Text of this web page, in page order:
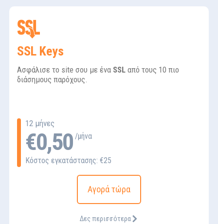
SSL Keys
Ασφάλισε το site σου με ένα SSLαπό τους 10 πιο
διάσημους παρόχους.
12 μήνες
€0,50 /μήνα
Κόστος εγκατάστασης: €25
Αγορά τώρα
Δες περισσότερα